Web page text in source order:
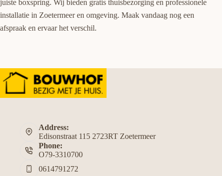
juiste boxspring. Wij bieden gratis thuisbezorging en professionele
installatie in Zoetermeer en omgeving. Maak vandaag nog een
afspraak en ervaar het verschil.
Address:
Edisonstraat 115 2723RT Zoetermeer
Phone:
O79-3310700
0614791272